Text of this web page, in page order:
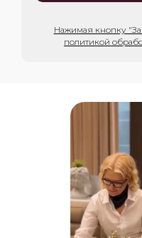
Нажимая кнопку
политикой